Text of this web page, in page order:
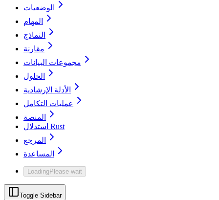
الوضعيات
المهام
النماذج
مقارنة
مجموعات البيانات
الحلول
الأدلة الإرشادية
عمليات التكامل
المنصة
استدلال Rust
المرجع
المساعدة
LoadingPlease wait
Toggle Sidebar